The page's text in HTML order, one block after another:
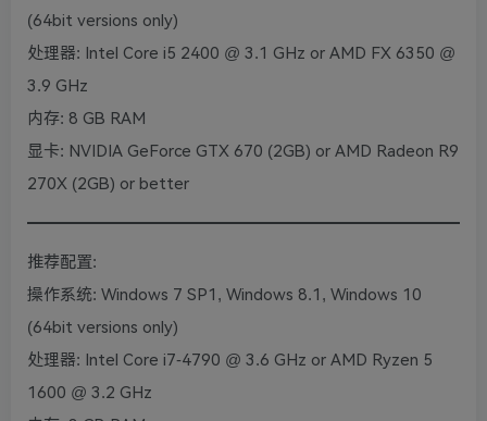
(64bit versions only)
处理器: Intel Core i5 2400 @ 3.1 GHz or AMD FX 6350 @
3.9 GHz
内存: 8 GB RAM
显卡: NVIDIA GeForce GTX 670 (2GB) or AMD Radeon R9
270X (2GB) or better
推荐配置:
操作系统: Windows 7 SP1, Windows 8.1, Windows 10
(64bit versions only)
处理器: Intel Core i7-4790 @ 3.6 GHz or AMD Ryzen 5
1600 @ 3.2 GHz